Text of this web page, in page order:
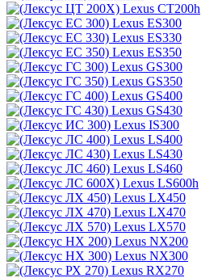
Lexus CT200h
Lexus ES300
Lexus ES330
Lexus ES350
Lexus GS300
Lexus GS350
Lexus GS400
Lexus GS430
Lexus IS300
Lexus LS400
Lexus LS430
Lexus LS460
Lexus LS600h
Lexus LX450
Lexus LX470
Lexus LX570
Lexus NX200
Lexus NX300
Lexus RX270